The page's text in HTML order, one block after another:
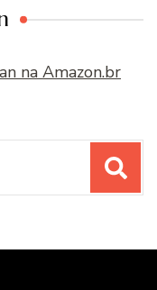
na Amazon.br